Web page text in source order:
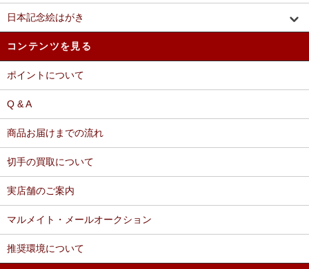
日本記念絵はがき
コンテンツを見る
ポイントについて
Q & A
商品お届けまでの流れ
切手の買取について
実店舗のご案内
マルメイト・メールオークション
推奨環境について